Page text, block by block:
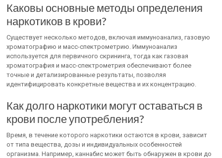
Каковы основные методы определения
наркотиков в крови?
Существует несколько методов, включая иммуноанализ, газовую
хроматографию и масс-спектрометрию. Иммуноанализ
используется для первичного скрининга, тогда как газовая
хроматография и масс-спектрометрия обеспечивают более
точные и детализированные результаты, позволяя
идентифицировать конкретные вещества и их концентрацию.
Как долго наркотики могут оставаться в
крови после употребления?
Время, в течение которого наркотики остаются в крови, зависит
от типа вещества, дозы и индивидуальных особенностей
организма. Например, каннабис может быть обнаружен в крови до